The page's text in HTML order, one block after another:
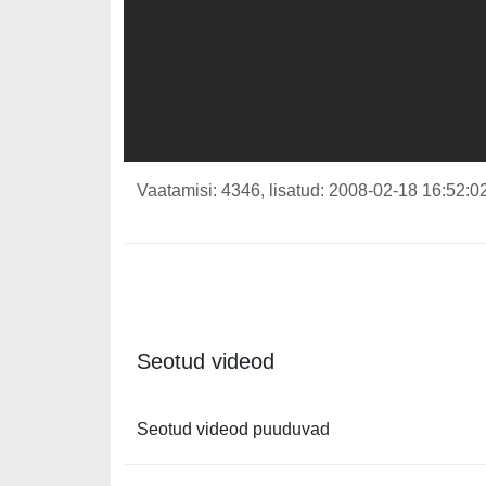
Vaatamisi: 4346, lisatud: 2008-02-18
Seotud videod
Seotud videod puuduvad